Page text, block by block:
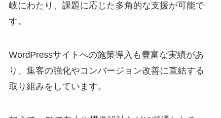
岐にわたり、課題に応じた多角的な支援が可能で
す。
WordPressサイトへの施策導入も豊富な実績があ
り、集客の強化やコンバージョン改善に直結する
取り組みをしています。